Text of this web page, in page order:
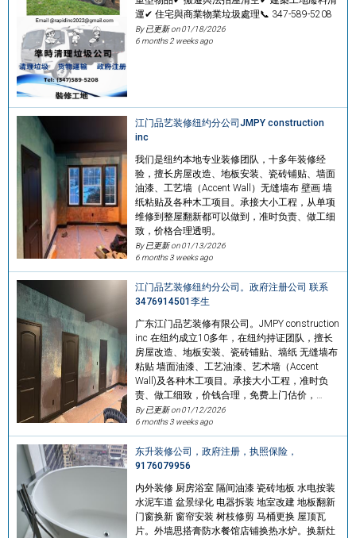
運✔ 住宅與商業物業垃圾處理📞 347-589-5208
By 已更新 on01/18/2026
6 months 2 weeks ago
江门品艺装修纽约分公司JMPY construction
inc
我们是纽约本地专业装修团队，十多年装修经
验，擅长房屋改造、地板安装、瓷砖铺贴、墙面
油漆、工艺墙（Accent Wall）无缝墙布 壁画 墙
纸粘贴及各种木工项目。承接大小工程，从单项
维修到整屋翻新都可以做到，准时负责、做工细
致，价格合理透明。
By 已更新 on01/13/2026
6 months 3 weeks ago
江门品艺装修纽约分公司。政府注册公司 联系
3476914501李生
广东江门品艺装修有限公司。JMPY construction
inc 在纽约成立10多年，在纽约持证团队，擅长
房屋改造、地板安装、瓷砖铺贴、墙纸 无缝墙布
粘贴 墙面油漆、工艺油漆、艺术墙（Accent
Wall)及各种木工项目。承接大小工程，准时负
责、做工细致，价钱合理，免费上门估价，…
By 已更新 on01/12/2026
6 months 3 weeks ago
东升装修公司，政府注册，执照保险，
9176079956
内外装修 厨房浴室 隔间油漆 瓷砖地板 水电按装
水泥车道 盆景绿化 电器拆装 地室改建 地板翻新
门窗换新 窗帘安装 树枝修剪 马桶更换 屋顶瓦
片。外墙思搭膏防水餐馆店铺换热水炉。换新灶